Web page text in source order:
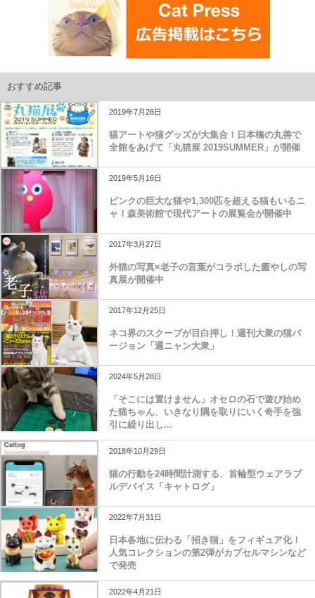
おすすめ記事
2019年7月26日
猫アートや猫グッズが大集合！日本橋の丸善で
全館をあげて「丸猫展 2019SUMMER」が開催
2019年5月16日
ピンクの巨大な猫や1,300匹を超える猫もいるニ
ャ！森美術館で現代アートの展覧会が開催中
2017年3月27日
外猫の写真×老子の言葉がコラボした癒やしの写
真展が開催中
2017年12月25日
ネコ界のスクープが目白押し！週刊大衆の猫バ
ージョン「週ニャン大衆」
2024年5月28日
「そこには置けません」オセロの石で遊び始め
た猫ちゃん、いきなり隅を取りにいく奇手を強
引に繰り出し...
2018年10月29日
猫の行動を24時間計測する、首輪型ウェアラブ
ルデバイス「キャトログ」
2022年7月31日
日本各地に伝わる「招き猫」をフィギュア化！
人気コレクションの第2弾がカプセルマシンなど
で発売
2022年4月21日